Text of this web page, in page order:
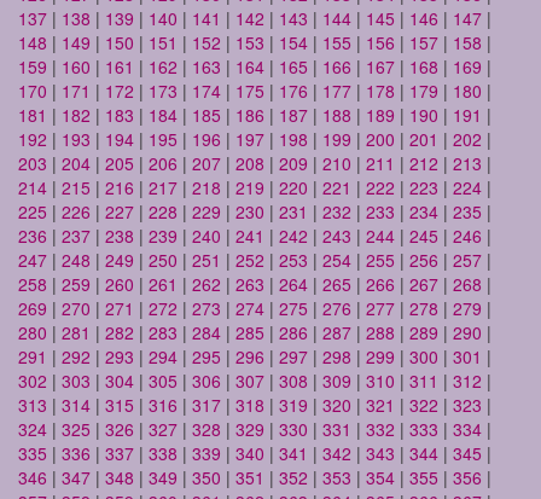
137 | 138 | 139 | 140 | 141 | 142 | 143 | 144 | 145 | 146 | 147 |
148 | 149 | 150 | 151 | 152 | 153 | 154 | 155 | 156 | 157 | 158 |
159 | 160 | 161 | 162 | 163 | 164 | 165 | 166 | 167 | 168 | 169 |
170 | 171 | 172 | 173 | 174 | 175 | 176 | 177 | 178 | 179 | 180 |
181 | 182 | 183 | 184 | 185 | 186 | 187 | 188 | 189 | 190 | 191 |
192 | 193 | 194 | 195 | 196 | 197 | 198 | 199 | 200 | 201 | 202 |
203 | 204 | 205 | 206 | 207 | 208 | 209 | 210 | 211 | 212 | 213 |
214 | 215 | 216 | 217 | 218 | 219 | 220 | 221 | 222 | 223 | 224 |
225 | 226 | 227 | 228 | 229 | 230 | 231 | 232 | 233 | 234 | 235 |
236 | 237 | 238 | 239 | 240 | 241 | 242 | 243 | 244 | 245 | 246 |
247 | 248 | 249 | 250 | 251 | 252 | 253 | 254 | 255 | 256 | 257 |
258 | 259 | 260 | 261 | 262 | 263 | 264 | 265 | 266 | 267 | 268 |
269 | 270 | 271 | 272 | 273 | 274 | 275 | 276 | 277 | 278 | 279 |
280 | 281 | 282 | 283 | 284 | 285 | 286 | 287 | 288 | 289 | 290 |
291 | 292 | 293 | 294 | 295 | 296 | 297 | 298 | 299 | 300 | 301 |
302 | 303 | 304 | 305 | 306 | 307 | 308 | 309 | 310 | 311 | 312 |
313 | 314 | 315 | 316 | 317 | 318 | 319 | 320 | 321 | 322 | 323 |
324 | 325 | 326 | 327 | 328 | 329 | 330 | 331 | 332 | 333 | 334 |
335 | 336 | 337 | 338 | 339 | 340 | 341 | 342 | 343 | 344 | 345 |
346 | 347 | 348 | 349 | 350 | 351 | 352 | 353 | 354 | 355 | 356 |